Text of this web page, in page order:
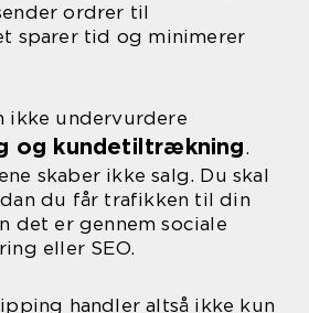
ordrer til
sparer tid og minimerer
ikke undervurdere
og kundetiltrækning.
skaber ikke salg. Du skal
du får trafikken til din
det er gennem sociale
eller SEO.
handler altså ikke kun